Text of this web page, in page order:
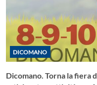
DICOMANO
Dicomano. Torna la fiera